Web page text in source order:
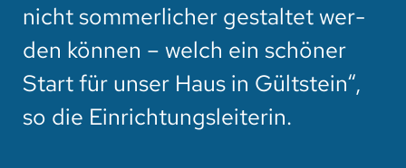
nicht sommerlicher gestaltet wer-
den können – welch ein schöner
Start für unser Haus in Gültstein“,
so die Einrichtungsleiterin.